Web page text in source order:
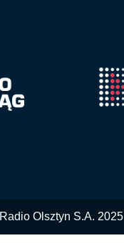
Radio Olsztyn S.A. 2025